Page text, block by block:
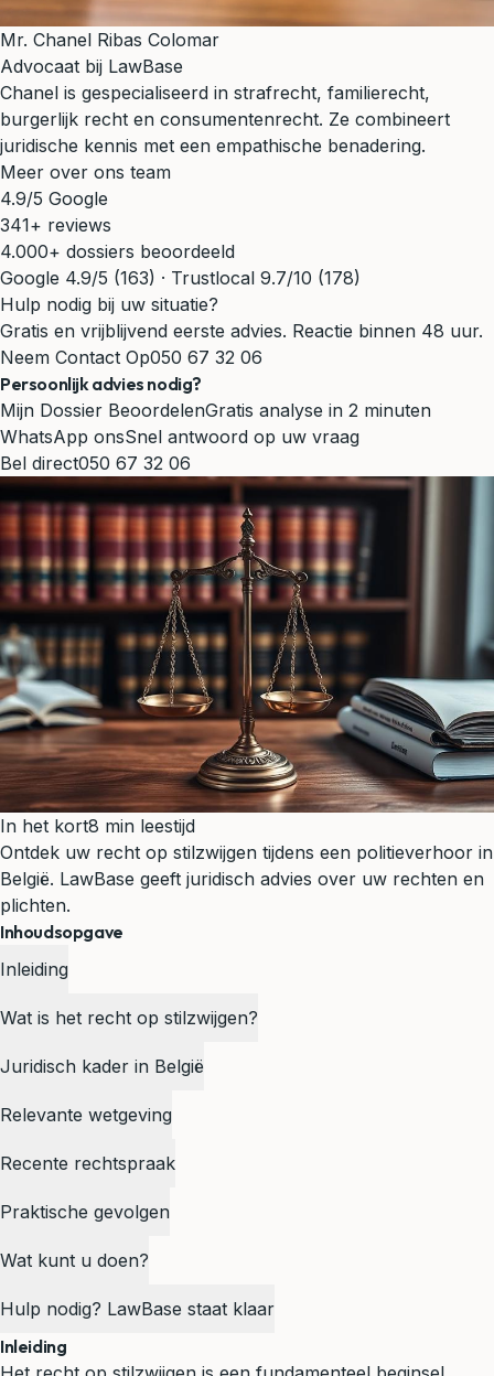
Mr. Chanel Ribas Colomar
Advocaat bij LawBase
Chanel is gespecialiseerd in strafrecht, familierecht,
burgerlijk recht en consumentenrecht. Ze combineert
juridische kennis met een empathische benadering.
Meer over ons team
4.9/5 Google
341+ reviews
4.000+ dossiers beoordeeld
Google 4.9/5 (163) · Trustlocal 9.7/10 (178)
Hulp nodig bij uw situatie?
Gratis en vrijblijvend eerste advies. Reactie binnen 48 uur.
Neem Contact Op050 67 32 06
Persoonlijk advies nodig?
Mijn Dossier BeoordelenGratis analyse in 2 minuten
WhatsApp onsSnel antwoord op uw vraag
Bel direct050 67 32 06
In het kort8 min leestijd
Ontdek uw recht op stilzwijgen tijdens een politieverhoor in
België. LawBase geeft juridisch advies over uw rechten en
plichten.
Inhoudsopgave
Inleiding
Wat is het recht op stilzwijgen?
Juridisch kader in België
Relevante wetgeving
Recente rechtspraak
Praktische gevolgen
Wat kunt u doen?
Hulp nodig? LawBase staat klaar
Inleiding